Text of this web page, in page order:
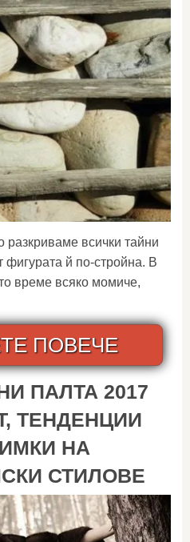
разкриваме всички тайни
фигурата й по-стройна. В
време всяко момиче,
ПОВЕЧЕ
ПАЛТА 2017
ТЕНДЕНЦИИ
НА
СТИЛОВЕ